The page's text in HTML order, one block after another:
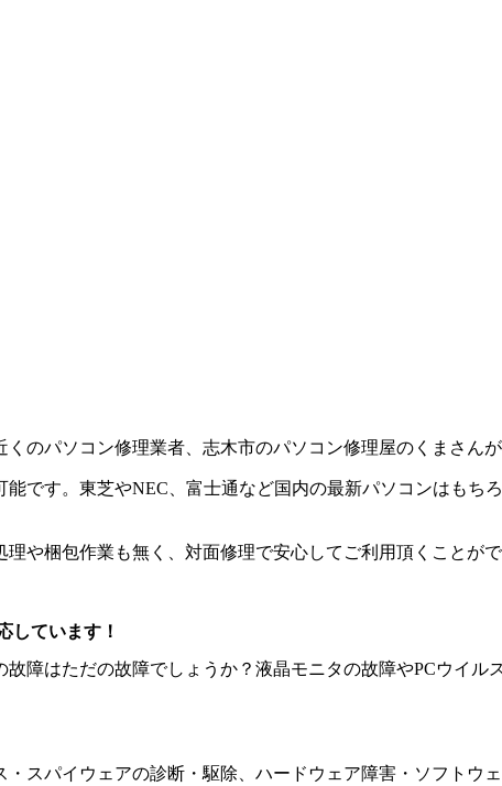
のパソコン修理業者、志木市のパソコン修理屋のくまさん
です。東芝やNEC、富士通など国内の最新パソコンはもち
や梱包作業も無く、対面修理で安心してご利用頂くことがで
しています！
障はただの故障でしょうか？液晶モニタの故障やPCウイ
スパイウェアの診断・駆除、ハードウェア障害・ソフトウ